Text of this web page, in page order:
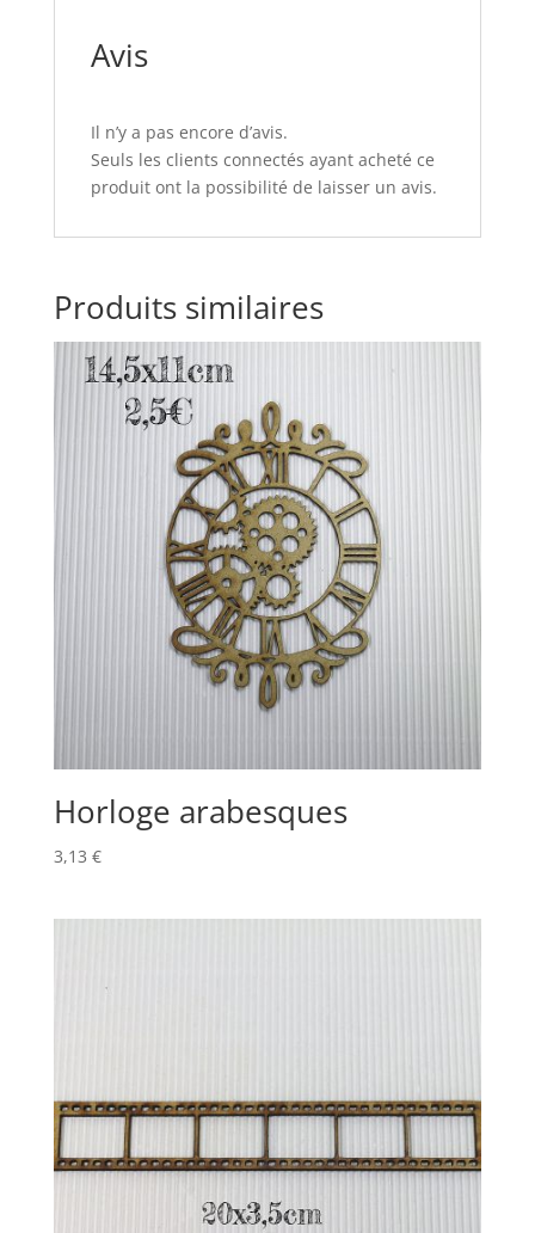
Avis
Il n’y a pas encore d’avis.
Seuls les clients connectés ayant acheté ce
produit ont la possibilité de laisser un avis.
Produits similaires
Horloge arabesques
3,13 €